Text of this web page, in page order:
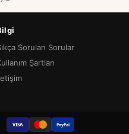
Sorulan Sorular
Şartları
VISA PayPal